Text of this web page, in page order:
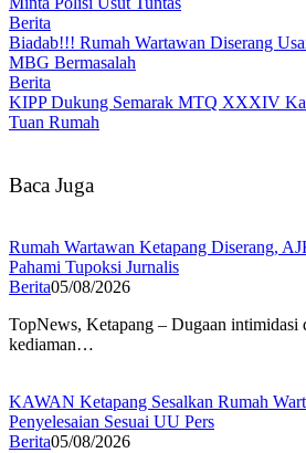
Berita
Biadab!!! Rumah Wartawan Diserang
MBG Bermasalah
Berita
KIPP Dukung Semarak MTQ XXXIV
Tuan Rumah
Baca Juga
Rumah Wartawan Ketapang Diserang,
Pahami Tupoksi Jurnalis
Berita05/08/2026
TopNews, Ketapang – Dugaan intimidasi
kediaman…
KAWAN Ketapang Sesalkan Rumah
Penyelesaian Sesuai UU Pers
Berita05/08/2026